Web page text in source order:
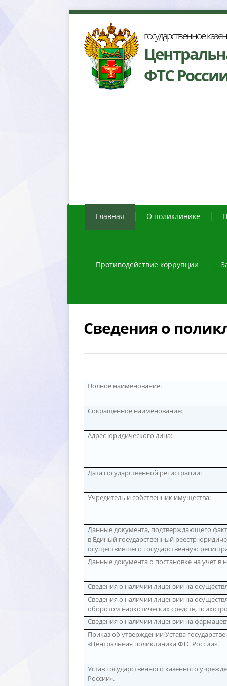
осударственное
ФТС
Главная О поликлинике
Противодействие коррупции
Сведения о
Полное наименование:
Сокращенное наименование:
Адрес юридического лица:
Дата государственной регистрации:
Учредитель и собственник имущества:
Данные документа, подтверждающего
Единый государственный реестр
осуществившего государственную
Данные документа о постановке на учет в
Сведения о наличии лицензии на
Сведения о наличии лицензии на
оборотом наркотических средств,
Сведения о наличии лицензии на
Приказ об утверждении Устава
«Центральная поликлиника ФТС России».
Устав государственного казенного
России».